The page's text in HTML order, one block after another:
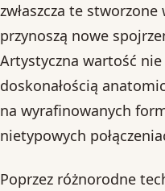
zwłaszcza te
przynoszą nowe
Artystyczna wartość nie
doskonałością
na wyrafinowanych
nietypowych
Poprzez różnorodne